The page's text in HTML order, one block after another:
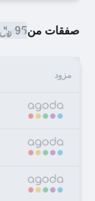
صفقات من95 ﷼
مزود